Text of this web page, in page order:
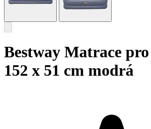
Bestway Matrace
152 x 51 cm modrá